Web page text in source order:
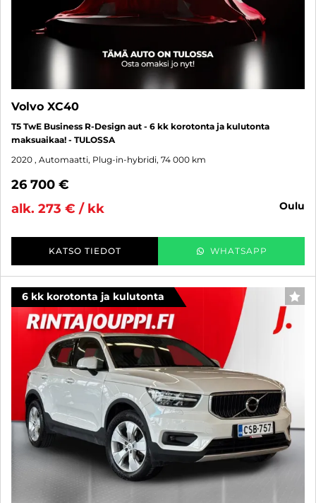
Volvo XC40
T5 TwE Business R-Design aut - 6 kk korotonta ja kulutonta
maksuaikaa! - TULOSSA
2020 , Automaatti, Plug-in-hybridi, 74 000 km
26 700 €
alk. 273 € / kk
oulu
KATSO TIEDOT WHATSAPP
6 kk korotonta ja kulutonta